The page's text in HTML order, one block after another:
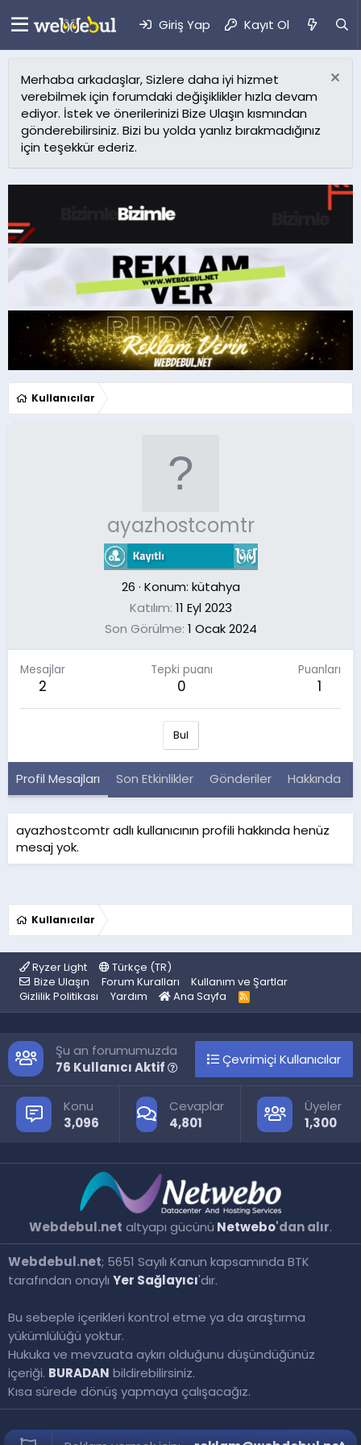
Giriş Yap Kayıt Ol
Merhaba arkadaşlar, Sizlere daha iyi hizmet
verebilmek için forumdaki değişiklikler hızla devam
ediyor. İstek ve önerilerinizi Bize Ulaşın kısmından
gönderebilirsiniz. Bizi bu yolda yanlız bırakmadığınız
için teşekkür ederiz.
Kullanıcılar
ayazhostcomtr
26 · Konum: kütahya
Katılım 11 Eyl 2023
Son Görülme 1 Ocak 2024
Mesajlar
2
Tepki puanı
0
Puanları
1
Bul
Profil Mesajları Son Etkinlikler Gönderiler Hakkında
ayazhostcomtr adlı kullanıcının profili hakkında henüz
mesaj yok.
Kullanıcılar
Ryzer Light
Türkçe (TR)
Bize Ulaşın
Forum Kuralları
Kullanım ve Şartlar
Gizlilik Politikası
Yardım Ana Sayfa
R
S
Şu an forumumuzda
76 Kullanıcı Aktif
Çevrimiçi Kullanıcılar
Konu
3,096
Cevaplar
4,801
Üyeler
1,300
Webdebul.net; 5651 Sayılı Kanun kapsamında BTK
tarafından onaylı Yer Sağlayıcı'dır.
Bu sebeple içerikleri kontrol etme ya da araştırma
yükümlülüğü yoktur.
Hukuka ve mevzuata aykırı olduğunu düşündüğünüz
içeriği. BURADAN bildirebilirsiniz.
Kısa sürede dönüş yapmaya çalışacağız.
Webdebul.net altyapı gücünü Netwebo'dan alır.